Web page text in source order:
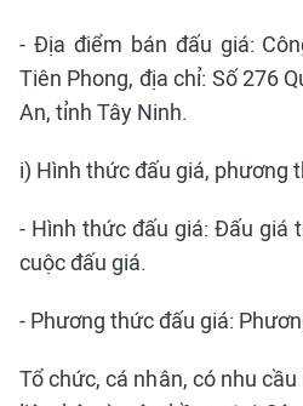
- Địa điểm bán đấu giá:
Tiên Phong, địa chỉ: Số 276
An, tỉnh Tây Ninh.
i) Hình thức đấu giá, phương
- Hình thức đấu giá: Đấu giá
cuộc đấu giá.
- Phương thức đấu giá:
Tổ chức, cá nhân, có nhu